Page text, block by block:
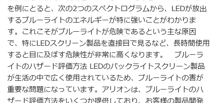
を例にとると、次の2つのスペクトログラムから、LEDが放出
するブルーライトのエネルギーが特に強いことがわかりま
す。これこそがブルーライトが危険であるという主な原因
で、特にLEDスクリーン製品を直接目で見るなど、長時間使用
すると目に及ぼす危険性が非常に高くなります。 ブルーラ
イトのハザード評価方法 LEDのバックライトスクリーン製品
が生活の中で広く使用されているため、ブルーライトの害が
重要な問題になっています。アリオンは、ブルーライトのハ